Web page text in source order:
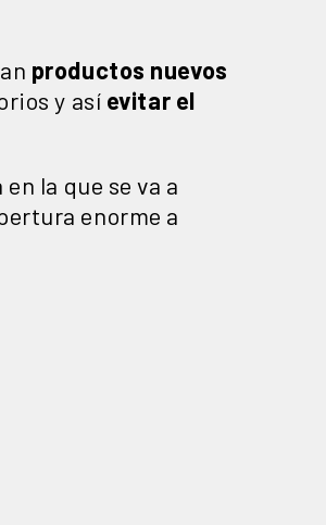
productos nuevos
y así evitar el
la que se va a
enorme a